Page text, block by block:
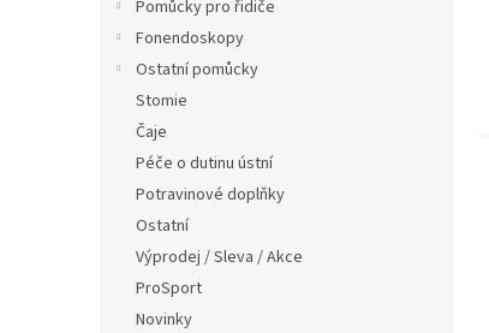
Pomůcky pro řidiče
Fonendoskopy
Ostatní pomůcky
Stomie
Čaje
Péče o dutinu ústní
Potravinové doplňky
Ostatní
Výprodej / Sleva / Akce
ProSport
Novinky